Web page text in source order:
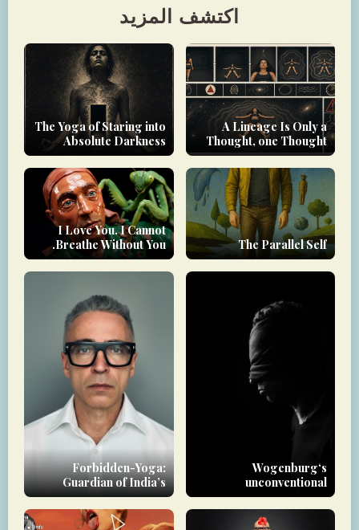
اكتشف المزيد
A Lineage Is Only a
Thought, one Thought
The Yoga of Staring into
Absolute Darkness
The Parallel Self
I Love You. I Cannot
Breathe Without You.
Wogenburg‘s
unconventional
approach to therapy
Forbidden-Yoga:
Guardian of India’s
Vanishing Left-Handed
Tantric Heritage